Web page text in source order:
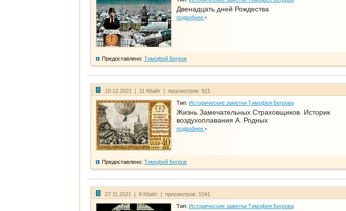
Двенадцать дней Рождества
подробнее
Предоставлено: Тимофей Бегров
10.12.2021 | 11 Кбайт | просмотров: 921
Тип: Исторические заметки Тимофея Бегрова
Жизнь Замечательных Страховщиков. Историк
воздухоплавания А. Родных
подробнее
Предоставлено: Тимофей Бегров
27.11.2021 | 9 Кбайт | просмотров: 1041
Тип: Исторические заметки Тимофея Бегрова